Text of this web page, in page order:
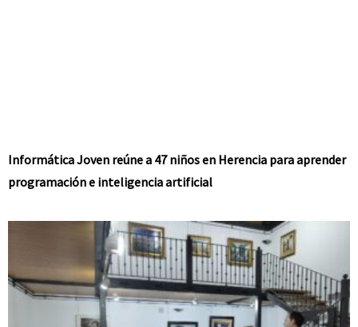
Informática Joven reúne a 47 niños en Herencia para aprender
programación e inteligencia artificial